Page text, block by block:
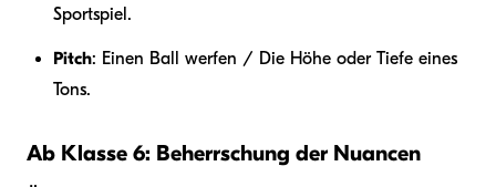
Sportspiel.
Pitch: Einen Ball werfen / Die Höhe oder Tiefe eines
Tons.
Ab Klasse 6: Beherrschung der Nuancen